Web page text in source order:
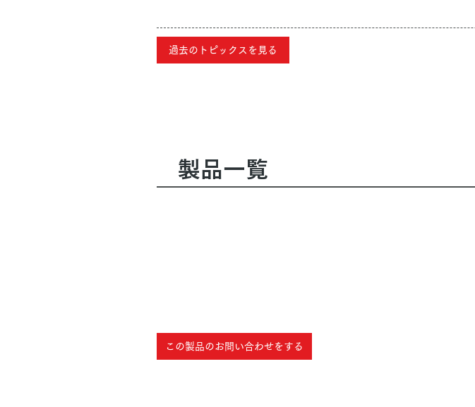
過去のトピックスを見る
製品一覧
この製品のお問い合わせをする